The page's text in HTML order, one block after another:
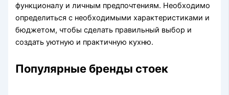
функционалу и личным предпочтениям. Необходимо
определиться с необходимыми характеристиками и
бюджетом, чтобы сделать правильный выбор и
создать уютную и практичную кухню.
Популярные бренды стоек